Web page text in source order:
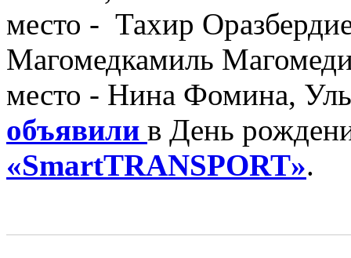
место - Тахир
Магомедкамиль
место - Нина Фомина,
объявили в День
«SmartTRANSPORT».